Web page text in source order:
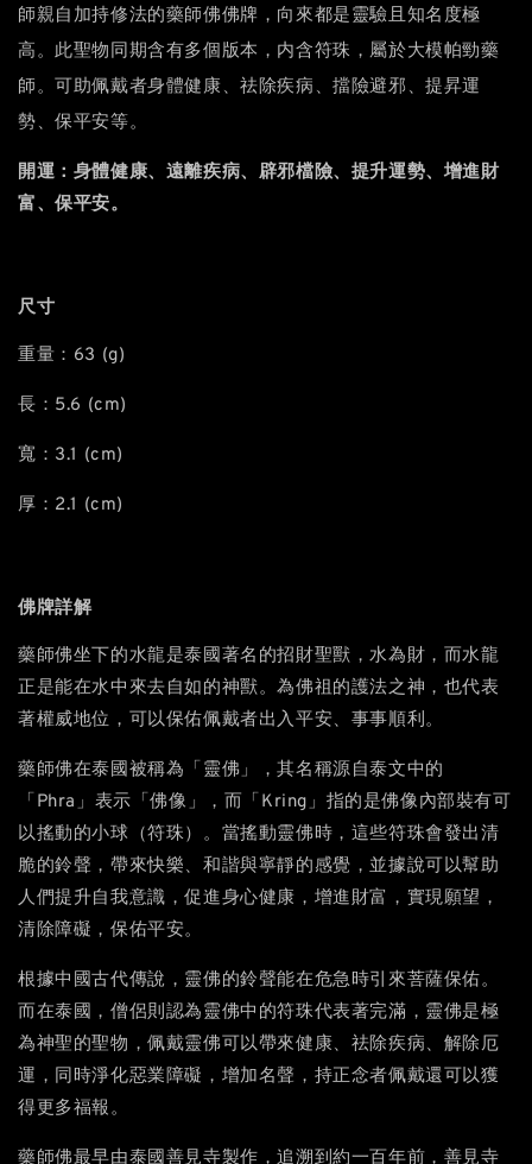
師親自加持修法的藥師佛佛牌，向來都是靈驗且知名度極
高 。此聖物同期含有多個版本，内含符珠，屬於大模帕勁藥
師。可助佩戴者身體健康、祛除疾病、擋險避邪、提昇運
勢、保平安等。
開運：身體健康、遠離疾病、辟邪檔險、提升運勢、增進財
富、保平安。
尺寸
重量：63 (g)
長：5.6 (cm)
寬：3.1 (cm)
厚：2.1 (cm)
佛牌詳解
藥師佛坐下的水龍是泰國著名的招財聖獸，水為財，而水龍
正是能在水中來去自如的神獸。為佛祖的護法之神，也代表
著權威地位，可以保佑佩戴者出入平安、事事順利。
藥師佛在泰國被稱為「靈佛」，其名稱源自泰文中的
「Phra」表示「佛像」，而「Kring」指的是佛像內部裝有可
以搖動的小球（符珠）。當搖動靈佛時，這些符珠會發出清
脆的鈴聲，帶來快樂、和諧與寧靜的感覺，並據說可以幫助
人們提升自我意識，促進身心健康，增進財富，實現願望，
清除障礙，保佑平安。
根據中國古代傳說，靈佛的鈴聲能在危急時引來菩薩保佑。
而在泰國，僧侶則認為靈佛中的符珠代表著完滿，靈佛是極
為神聖的聖物，佩戴靈佛可以帶來健康、祛除疾病、解除厄
運，同時淨化惡業障礙，增加名聲，持正念者佩戴還可以獲
得更多福報。
藥師佛最早由泰國善見寺製作，追溯到約一百年前，善見寺